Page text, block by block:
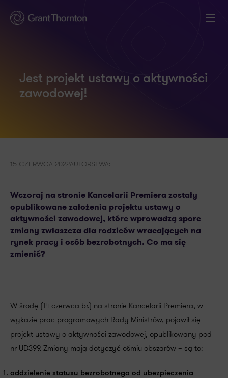
Jest projekt ustawy o aktywności
zawodowej!
15 CZERWCA 2022AUTORSTWA:
Wczoraj na stronie Kancelarii Premiera zostały
opublikowane założenia projektu ustawy o
aktywności zawodowej, które wprowadzą spore
zmiany zwłaszcza dla rodziców wracających na
rynek pracy i osób bezrobotnych. Co ma się
zmienić?
W środę (14 czerwca br.) na stronie Kancelarii Premiera, w
wykazie prac programowych Rady Ministrów, pojawił się
projekt ustawy o aktywności zawodowej, opublikowany pod
nr UD399. Zmiany mają dotyczyć ośmiu obszarów – są to:
oddzielenie statusu bezrobotnego od ubezpieczenia